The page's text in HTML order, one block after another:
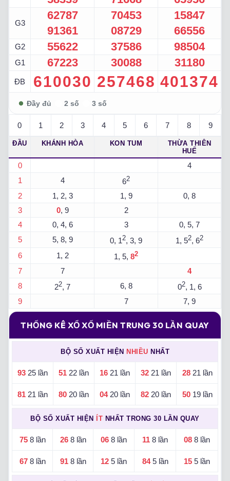
G3
62787
91361
70453
08729
15847
66556
G2 55622 37586 98504
G1 67223 30088 31180
ĐB 610030 257468 401374
0 1 2 3 4 5 6 7 8 9
ĐẦU KHÁNH HÒA KON TUM
THỪA THIÊN
HUẾ
0
4
1
4 62
2 1, 2, 3 1, 9
0, 8
3
0, 9
2
4
0, 4, 6 3
0, 5, 7
5
5, 8, 9 0, 12, 3, 9 1, 52, 62
6 1, 2 1, 5, 82
7 7
4
8
22, 7 6, 8 02, 1, 6
9
7 7, 9
THỐNG KÊ XỔ XỐ MIỀN TRUNG 30 LẦN QUAY
BỘ SỐ XUẤT HIỆN NHIỀU NHẤT
93 25 lần 51 22 lần 16 21 lần 32 21 lần 28 21 lần
81 21 lần 80 20 lần 04 20 lần 82 20 lần 50 19 lần
BỘ SỐ XUẤT HIỆN ÍT NHẤT TRONG 30 LẦN QUAY
75 8 lần 26 8 lần 06 8 lần 11 8 lần 08 8 lần
67 8 lần 91 8 lần 12 5 lần 84 5 lần 15 5 lần